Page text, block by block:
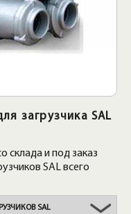
SAL
загрузчика SAL
склада и под заказ
SAL всего